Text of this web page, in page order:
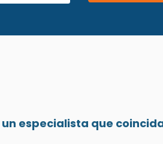
especialista que